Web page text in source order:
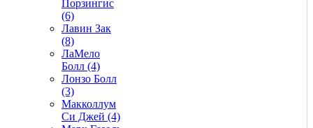
Порзингис
(6)
Лавин Зак
(8)
ЛаМело
Болл (4)
Лонзо Болл
(3)
Макколлум
Си Джей (4)